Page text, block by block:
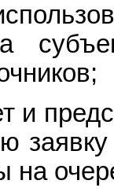
и
на